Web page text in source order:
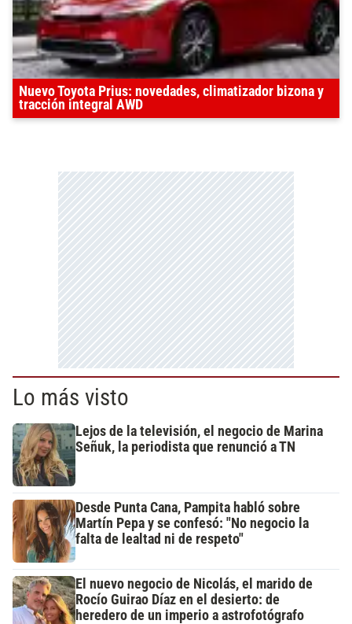
Nuevo Toyota Prius: novedades, climatizador bizona y
tracción integral AWD
Lo más visto
Lejos de la televisión, el negocio de Marina
Señuk, la periodista que renunció a TN
Desde Punta Cana, Pampita habló sobre
Martín Pepa y se confesó: "No negocio la
falta de lealtad ni de respeto"
El nuevo negocio de Nicolás, el marido de
Rocío Guirao Díaz en el desierto: de
heredero de un imperio a astrofotógrafo